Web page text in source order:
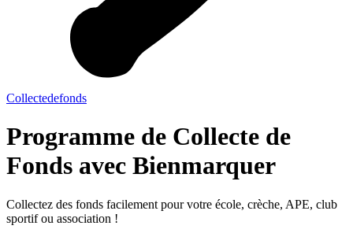
Collectedefonds
Programme de Collecte de
Fonds avec Bienmarquer
Collectez des fonds facilement pour votre école, crèche, APE, club
sportif ou association !